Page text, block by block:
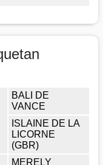
BALI DE
VANCE
ISLAINE DE LA
LICORNE
(GBR)
MERELY